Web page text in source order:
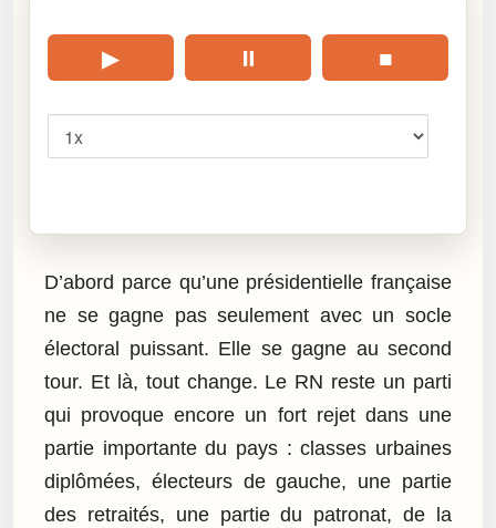
▶ ⏸ ■
D’abord parce qu’une présidentielle française
ne se gagne pas seulement avec un socle
électoral puissant. Elle se gagne au second
tour. Et là, tout change. Le RN reste un parti
qui provoque encore un fort rejet dans une
partie importante du pays : classes urbaines
diplômées, électeurs de gauche, une partie
des retraités, une partie du patronat, de la